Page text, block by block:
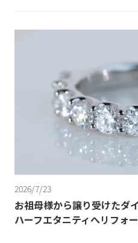
2026/7/23
お祖母様から譲り受けたダ
ハーフエタニティへリフォ